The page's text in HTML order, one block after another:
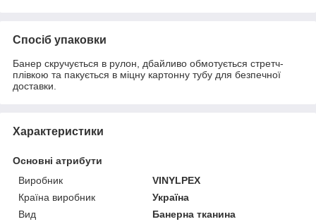
Спосіб упаковки
Банер скручується в рулон, дбайливо обмотується стретч-
плівкою та пакується в міцну картонну тубу для безпечної
доставки.
Характеристики
Основні атрибути
Виробник
VINYLPEX
Країна виробник
Україна
Вид
Банерна тканина